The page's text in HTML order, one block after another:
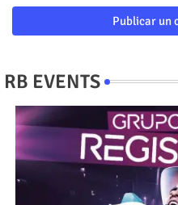
Publicar un
RB EVENTS